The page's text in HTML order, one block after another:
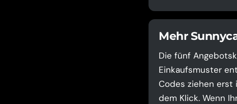
Mehr
Die fünf
Einkaufsmuster
Codes ziehen erst
dem Klick. Wenn